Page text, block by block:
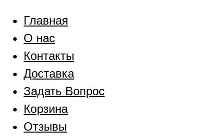
Главная
О нас
Контакты
Доставка
Задать Вопрос
Корзина
Отзывы